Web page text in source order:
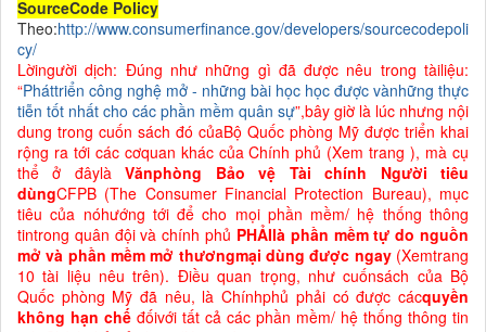
SourceCode Policy
Theo:http://www.consumerfinance.gov/developers/sourcecodepoli
cy/
Lờingười dịch: Đúng như những gì đã được nêu trong tàiliệu:
“Pháttriển công nghệ mở - những bài học học được vànhững thực
tiễn tốt nhất cho các phần mềm quân sự”,bây giờ là lúc nhưng nội
dung trong cuốn sách đó củaBộ Quốc phòng Mỹ được triển khai
rộng ra tới các cơquan khác của Chính phủ (Xem trang ), mà cụ
thể ở đâylàVănphòng Bảo vệ Tài chính Người tiêu
dùngCFPB (The Consumer Financial Protection Bureau), mục
tiêu của nóhướng tới để cho mọi phần mềm/ hệ thống thông
tintrong quân đội và chính phủ PHẢIlà phần mềm tự do nguồn
mở và phần mềm mở thươngmại dùng được ngay (Xemtrang
10 tài liệu nêu trên). Điều quan trọng, như cuốnsách của Bộ
Quốc phòng Mỹ đã nêu, làChínhphủ phải có được cácquyền
không hạn chế đốivới tất cả các phần mềm/ hệ thống thông tin